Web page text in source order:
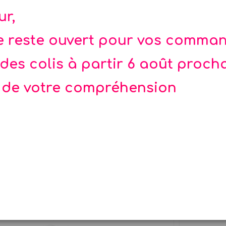
reste ouvert pour vos
des colis à partir 6 août
votre compréhension
vos cupcakes et gâteaux...
2,50 €